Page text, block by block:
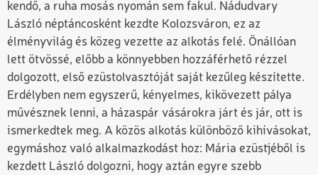
kendő, a ruha mosás nyomán sem fakul. Nádudvary
László néptáncosként kezdte Kolozsváron, ez az
élményvilág és közeg vezette az alkotás felé. Önállóan
lett ötvössé, előbb a könnyebben hozzáférhető rézzel
dolgozott, első ezüstolvasztóját saját kezűleg készítette.
Erdélyben nem egyszerű, kényelmes, kikövezett pálya
művésznek lenni, a házaspár vásárokra járt és jár, ott is
ismerkedtek meg. A közös alkotás különböző kihívásokat,
egymáshoz való alkalmazkodást hoz: Mária ezüstjéből is
kezdett László dolgozni, hogy aztán egyre szebb